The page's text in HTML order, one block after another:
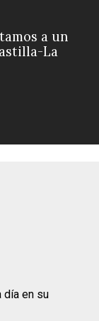
a un
La
día en su